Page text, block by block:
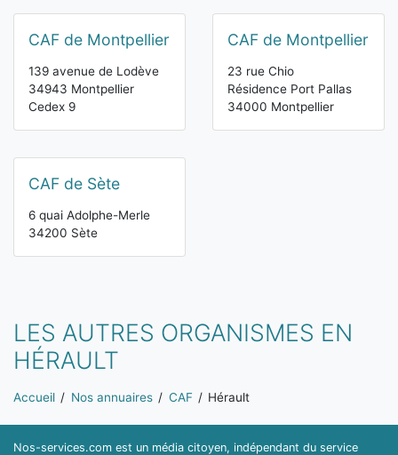
CAF de Montpellier
139 avenue de Lodève
34943 Montpellier
Cedex 9
CAF de Montpellier
23 rue Chio
Résidence Port Pallas
34000 Montpellier
CAF de Sète
6 quai Adolphe-Merle
34200 Sète
LES AUTRES ORGANISMES EN
HÉRAULT
Vous êtes ici:
Accueil Nos annuaires CAF Hérault
Nos-services.com est un média citoyen, indépendant du service